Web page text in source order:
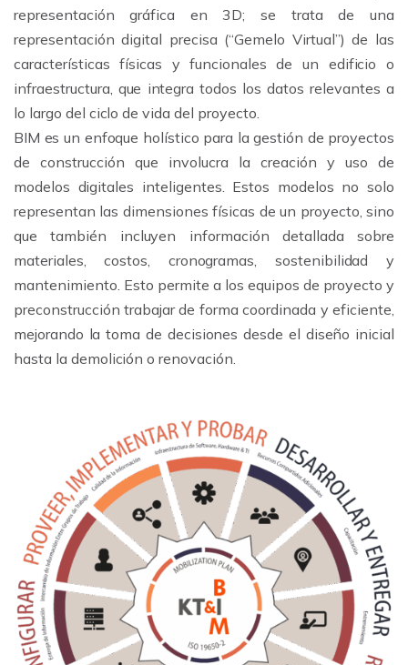
representación gráfica en 3D; se trata de una
representación digital precisa (“Gemelo Virtual”) de las
características físicas y funcionales de un edificio o
infraestructura, que integra todos los datos relevantes a
lo largo del ciclo de vida del proyecto.
BIM es un enfoque holístico para la gestión de proyectos
de construcción que involucra la creación y uso de
modelos digitales inteligentes. Estos modelos no solo
representan las dimensiones físicas de un proyecto, sino
que también incluyen información detallada sobre
materiales, costos, cronogramas, sostenibilidad y
mantenimiento. Esto permite a los equipos de proyecto y
preconstrucción trabajar de forma coordinada y eficiente,
mejorando la toma de decisiones desde el diseño inicial
hasta la demolición o renovación.